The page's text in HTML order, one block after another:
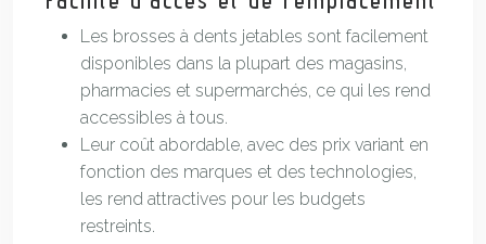
Les brosses à dents jetables sont facilement
disponibles dans la plupart des magasins,
pharmacies et supermarchés, ce qui les rend
accessibles à tous.
Leur coût abordable, avec des prix variant en
fonction des marques et des technologies,
les rend attractives pour les budgets
restreints.